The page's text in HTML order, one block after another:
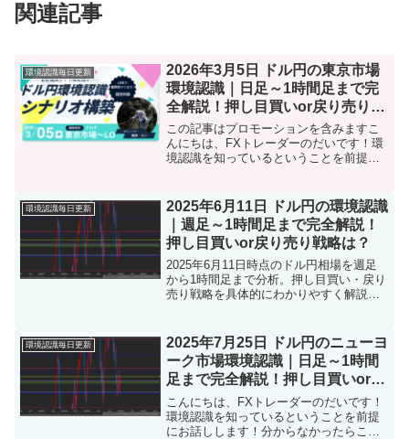
関連記事
環境認識毎日更新
2026年3月5日 ドル円の東京市場
環境認識｜日足～1時間足まで完
全解説！押し目買いor戻り売り戦
略は？
この記事はプロモーションを含みますこ
んにちは、FXトレーダーのだいです！環
境認識を知っているということを前提に
のドル円の環境認識をまとめました。ト
レード前に「目線...
環境認識毎日更新
2025年6月11日 ドル円の環境認識
｜週足～1時間足まで完全解説！
押し目買いor戻り売り戦略は？
2025年6月11日時点のドル円相場を週足
から1時間足まで分析。押し目買い・戻り
売り戦略を具体的にわかりやすく解説し
環境認識毎日更新
2025年7月25日 ドル円のニューヨ
ーク市場環境認識｜日足～1時間
足まで完全解説！押し目買いor戻
り売り戦略は？
こんにちは、FXトレーダーのだいです！
環境認識を知っているということを前提
にお話しします！分からなかったらこち